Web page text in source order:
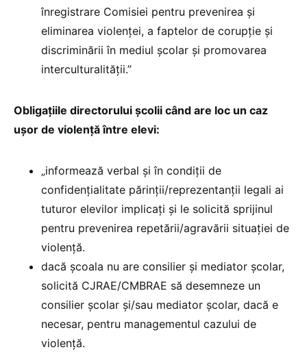
înregistrare Comisiei pentru prevenirea şi
eliminarea violenței, a faptelor de corupţie şi
discriminării în mediul şcolar şi promovarea
interculturalităţii.”
Obligațiile directorului școlii când are loc un caz
ușor de violență între elevi:
„informează verbal și în condiții de
confidențialitate părinții/reprezentanții legali ai
tuturor elevilor implicați și le solicită sprijinul
pentru prevenirea repetării/agravării situației de
violență.
dacă școala nu are consilier și mediator școlar,
solicită CJRAE/CMBRAE să desemneze un
consilier școlar și/sau mediator școlar, dacă e
necesar, pentru managementul cazului de
violență.